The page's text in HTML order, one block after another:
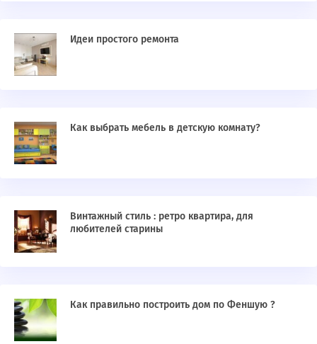
Идеи простого ремонта
Как выбрать мебель в детскую комнату?
Винтажный стиль : ретро квартира, для
любителей старины
Как правильно построить дом по Феншую ?